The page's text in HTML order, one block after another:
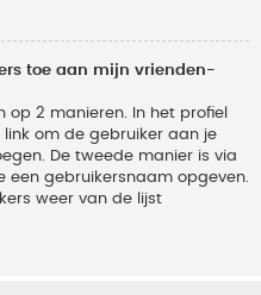
toe aan mijn vrienden-
op 2 manieren. In het profiel
om de gebruiker aan je
De tweede manier is via
een gebruikersnaam opgeven.
weer van de lijst